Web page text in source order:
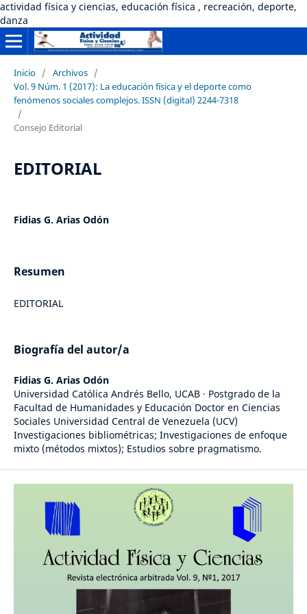
actividad física y ciencias, educación física , recreación, deporte,
danza
Inicio / Archivos /
Vol. 9 Núm. 1 (2017): La educación física y el deporte como
fenómenos sociales complejos. ISSN (digital) 2244-7318
/
Consejo Editorial
EDITORIAL
Fidias G. Arias Odón
Resumen
EDITORIAL
Biografía del autor/a
Fidias G. Arias Odón
Universidad Católica Andrés Bello, UCAB · Postgrado de la
Facultad de Humanidades y Educación Doctor en Ciencias
Sociales Universidad Central de Venezuela (UCV)
Investigaciones bibliométricas; Investigaciones de enfoque
mixto (métodos mixtos); Estudios sobre pragmatismo.